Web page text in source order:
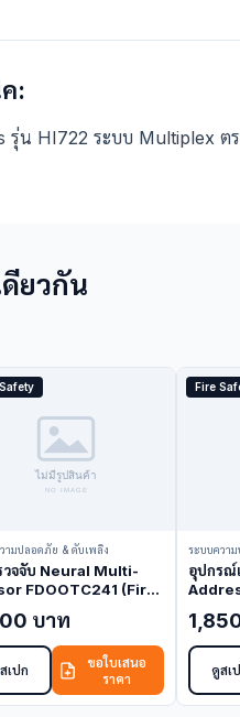
:
น HI722 ระบบ Multiplex ตร
ยวกัน
ามปลอดภัย & ดับเพลิง
วจจับ Neural Multi-
FDOOTC241 (Fire
บาท
เปก
ขอใบเสนอ
ราคา
Fire
ระบบควา
อุปกรณ์
Point)
ดูสเ